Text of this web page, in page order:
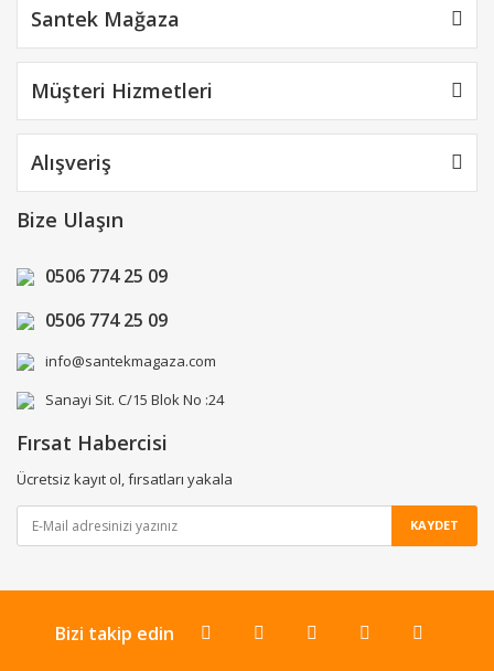
Santek Mağaza
Müşteri Hizmetleri
Alışveriş
Bize Ulaşın
0506 774 25 09
0506 774 25 09
info@santekmagaza.com
Sanayi Sit. C/15 Blok No :24
Fırsat Habercisi
Ücretsiz kayıt ol, fırsatları yakala
KAYDET
Bizi takip edin